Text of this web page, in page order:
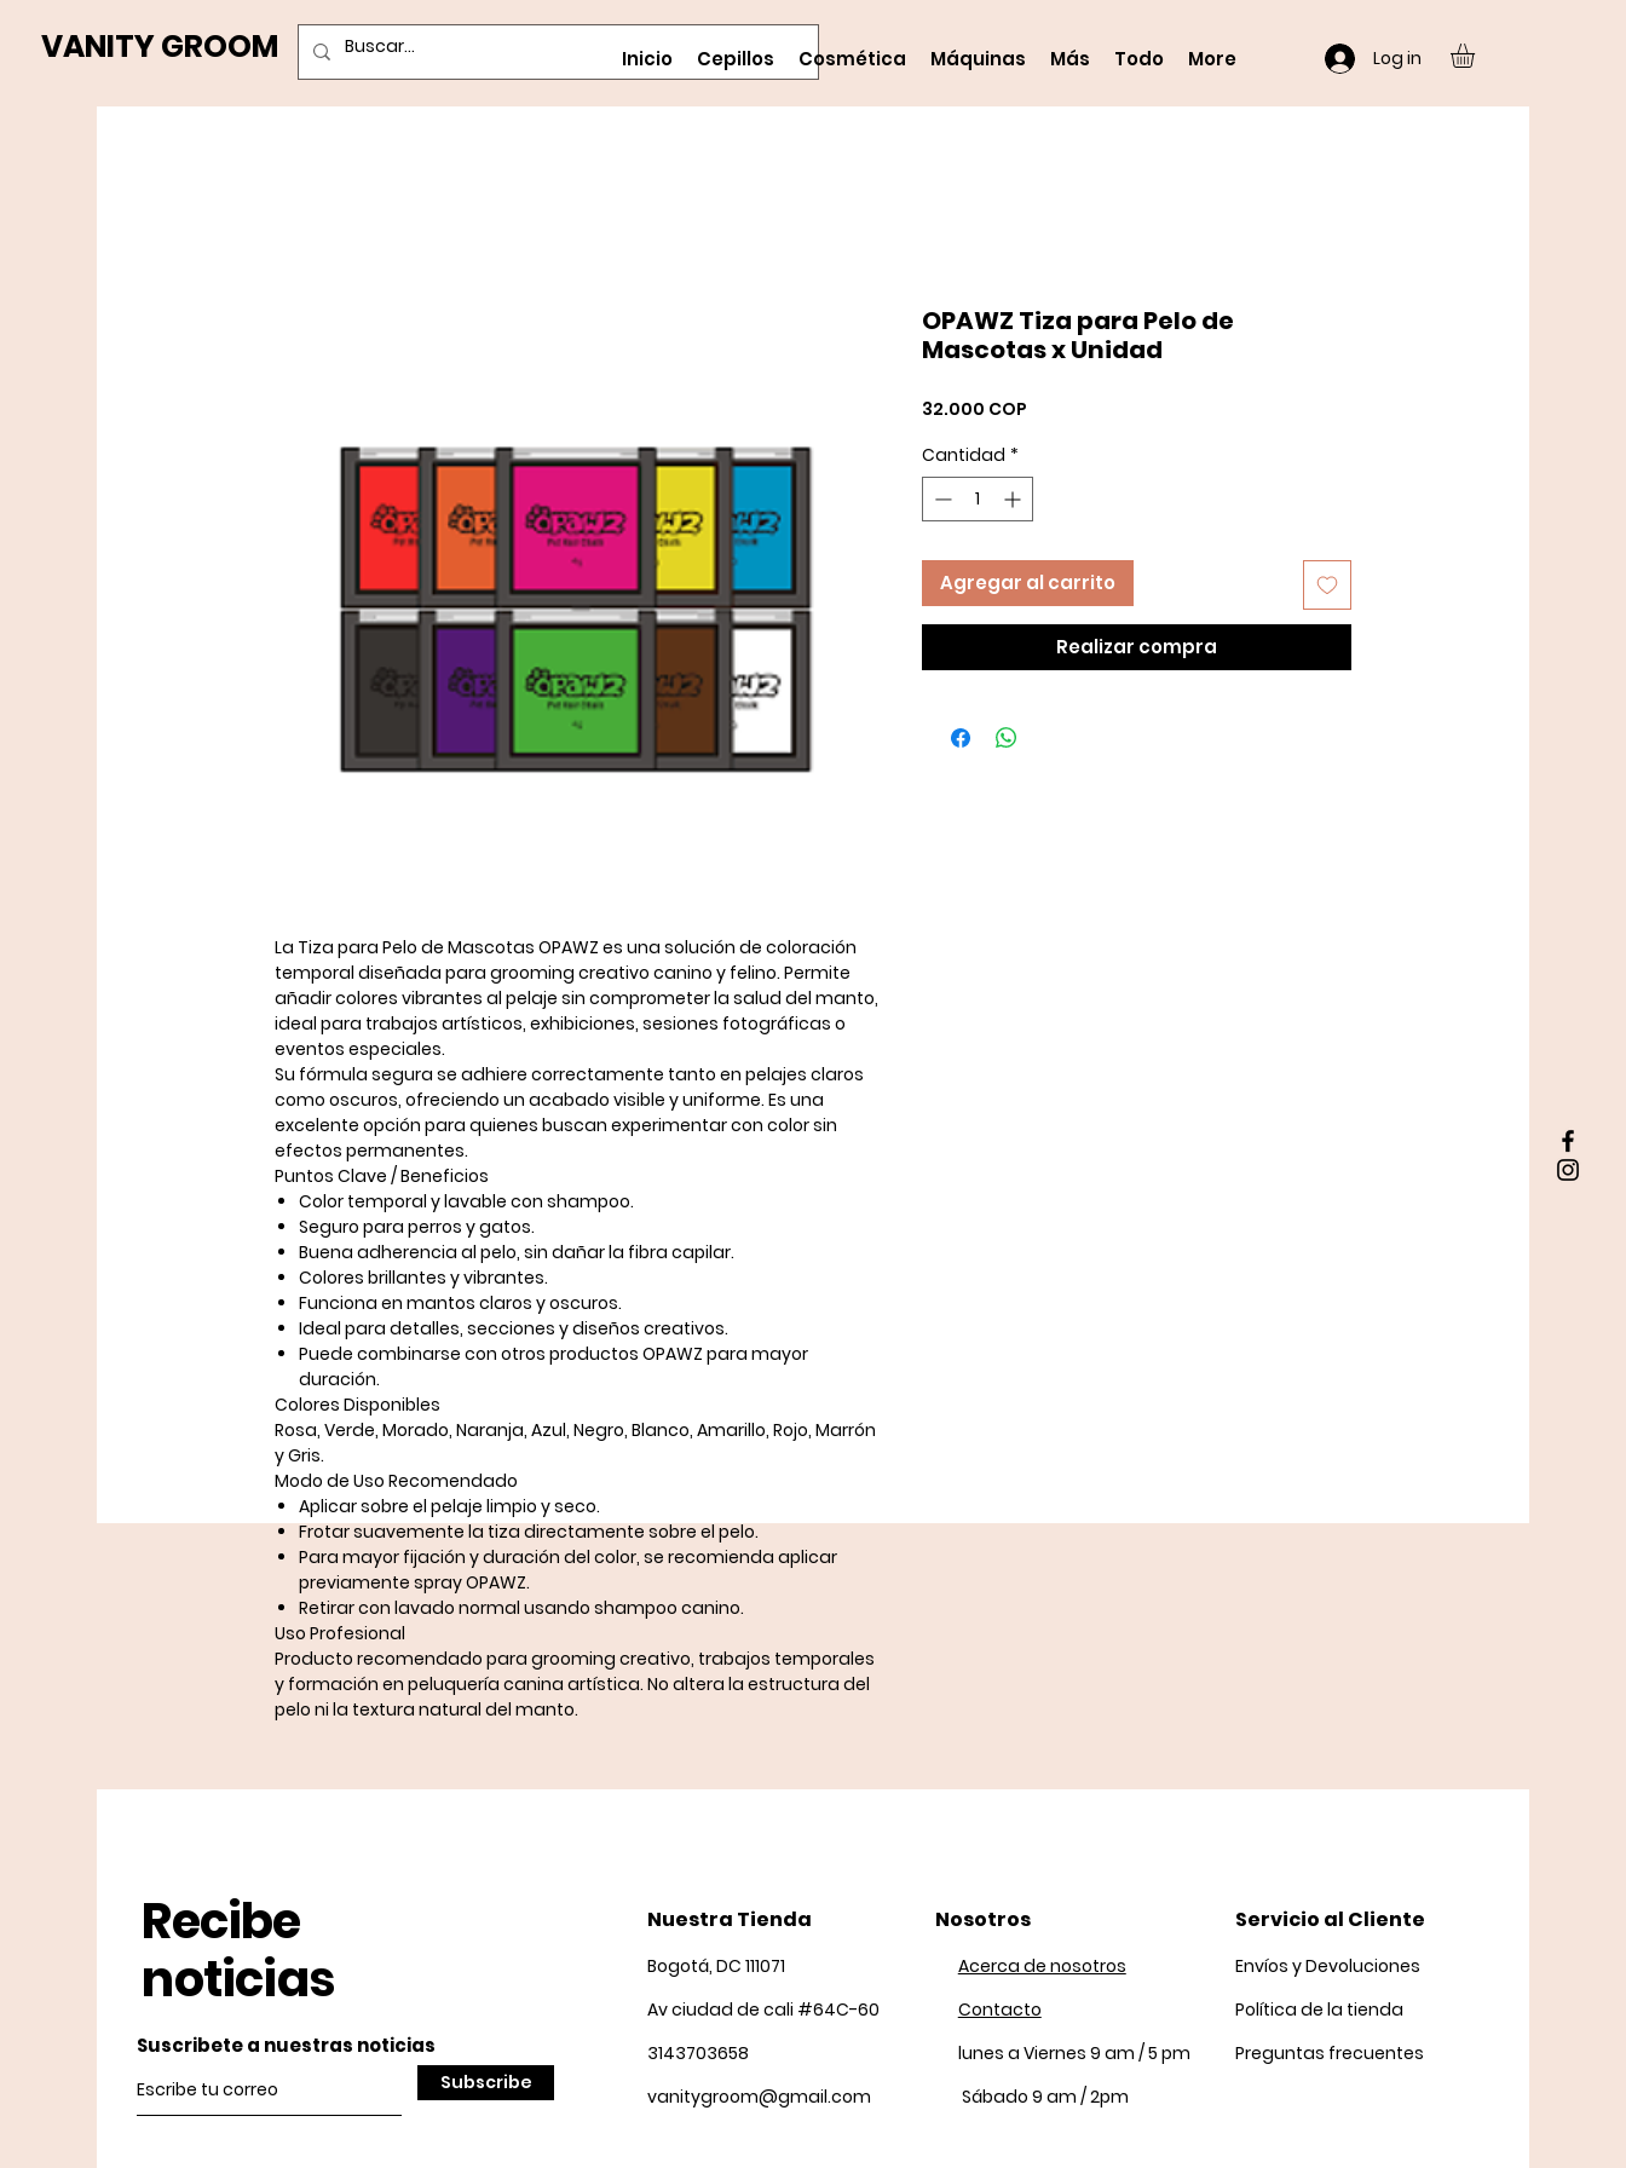
VANITY GROOM Inicio Cepillos Cosmética Máquinas Más Todo More Log in
La Tiza para Pelo de Mascotas OPAWZ es una solución de coloración
temporal diseñada para grooming creativo canino y felino. Permite
añadir colores vibrantes al pelaje sin comprometer la salud del manto,
ideal para trabajos artísticos, exhibiciones, sesiones fotográficas o
eventos especiales.
Su fórmula segura se adhiere correctamente tanto en pelajes claros
como oscuros, ofreciendo un acabado visible y uniforme. Es una
excelente opción para quienes buscan experimentar con colorsin
efectos permanentes.
Puntos Clave / Beneficios
Color temporal y lavable con shampoo.
Seguro para perros y gatos.
Buena adherencia al pelo, sin dañar la fibra capilar.
Colores brillantes y vibrantes.
Funciona en mantos claros y oscuros.
Ideal para detalles, secciones y diseños creativos.
Puede combinarse con otros productos OPAWZ para mayor
duración.
Colores Disponibles
Rosa, Verde, Morado, Naranja, Azul, Negro, Blanco, Amarillo, Rojo, Marrón
y Gris.
Modo de Uso Recomendado
Aplicar sobre el pelaje limpio y seco.
Frotar suavemente la tiza directamente sobre el pelo.
Para mayor fijación y duración del color, se recomienda aplicar
previamente spray OPAWZ.
Retirar con lavado normal usando shampoo canino.
Uso Profesional
Producto recomendado para grooming creativo, trabajos temporales
y formación en peluquería canina artística. No altera la estructura del
pelo ni la textura natural del manto.
OPAWZ Tiza para Pelo de
Mascotas x Unidad
32.000 COP
Cantidad *
Agregar al carrito
Realizar compra
Recibe
noticias
Suscribete a nuestras noticias
Subscribe
Nuestra Tienda
Bogotá, DC 111071
Av ciudad de cali #64C-60
3143703658
vanitygroom@gmail.com
Nosotros
Acerca de nosotros
Contacto
lunes a Viernes 9 am / 5 pm
Sábado 9 am / 2pm
Servicio al Cliente
Envíos y Devoluciones
Política de la tienda
Preguntas frecuentes